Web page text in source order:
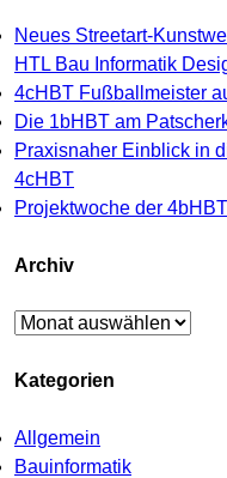
Neues Streetart-
HTL Bau Informatik
4cHBT Fußballmeister
Die 1bHBT am
Praxisnaher Einblick in
4cHBT
Projektwoche der
Archiv
Archiv
Kategorien
Allgemein
Bauinformatik